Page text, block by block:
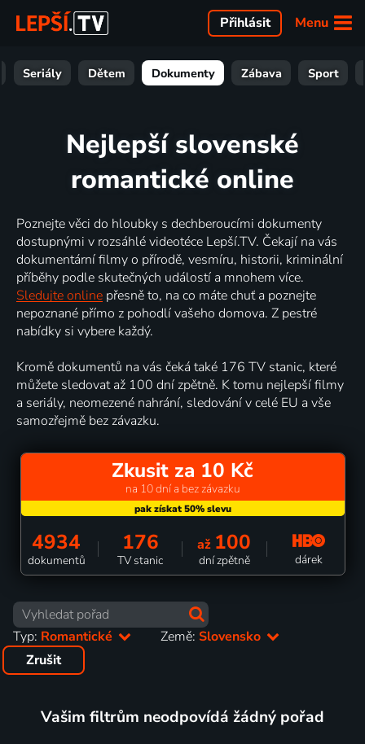
Menu
Přihlásit
Seriály Dětem Dokumenty Zábava Sport
Nejlepší slovenské
romantické online
Poznejte věci do hloubky s dechberoucími dokumenty
dostupnými v rozsáhlé videotéce Lepší.TV. Čekají na vás
dokumentární filmy o přírodě, vesmíru, historii, kriminální
příběhy podle skutečných událostí a mnohem více.
Sledujte online přesně to, na co máte chuť a poznejte
nepoznané přímo z pohodlí vašeho domova. Z pestré
nabídky si vybere každý.
Kromě dokumentů na vás čeká také 176 TV stanic, které
můžete sledovat až 100 dní zpětně. K tomu nejlepší filmy
a seriály, neomezené nahrání, sledování v celé EU a vše
samozřejmě bez závazku.
Zkusit za 10 Kč
na 10 dní a bez závazku
4934
dokumentů
176
TV stanic
až 100
dní zpětně dárek
Typ: Romantické Země:Slovensko
Zrušit
Vašim filtrům neodpovídá žádný pořad